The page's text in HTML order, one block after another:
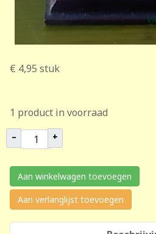
€ 4,95 stuk
1 product in voorraad
– +
Aan winkelwagen toevoegen
Aan verlanglijst toevoegen